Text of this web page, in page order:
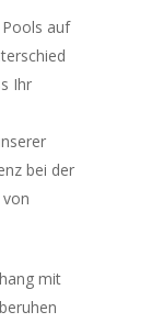
auf
Ihr
bei der
mit